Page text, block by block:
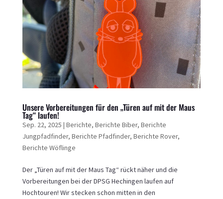
Unsere Vorbereitungen für den „Türen auf mit der Maus
Tag“ laufen!
Sep. 22, 2025 | Berichte, Berichte Biber, Berichte
Jungpfadfinder, Berichte Pfadfinder, Berichte Rover,
Berichte Wöflinge
Der „Türen auf mit der Maus Tag“ rückt näher und die
Vorbereitungen bei der DPSG Hechingen laufen auf
Hochtouren! Wir stecken schon mitten in den